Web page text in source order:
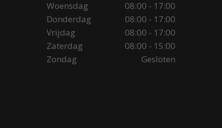
Woensdag
08:00 - 17:00
Donderdag
08:00 - 17:00
Vrijdag
08:00 - 17:00
Zaterdag
08:00 - 15:00
Zondag
Gesloten